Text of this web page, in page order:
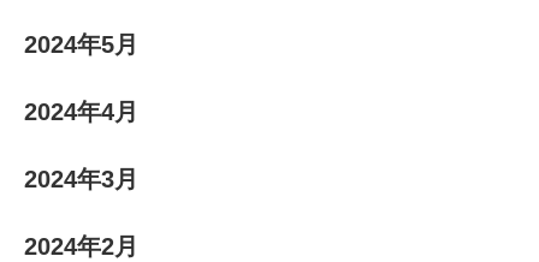
2024年5月
2024年4月
2024年3月
2024年2月